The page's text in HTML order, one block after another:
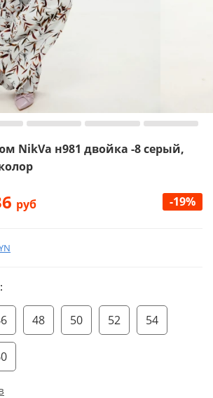
NikVa н981 двойка -8 серый,
руб -19%
48 50 52 54